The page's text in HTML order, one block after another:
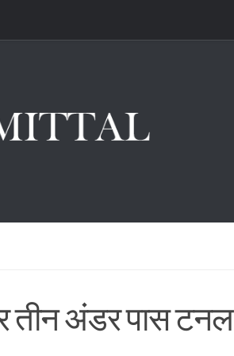
तीन अंडर पास टनल